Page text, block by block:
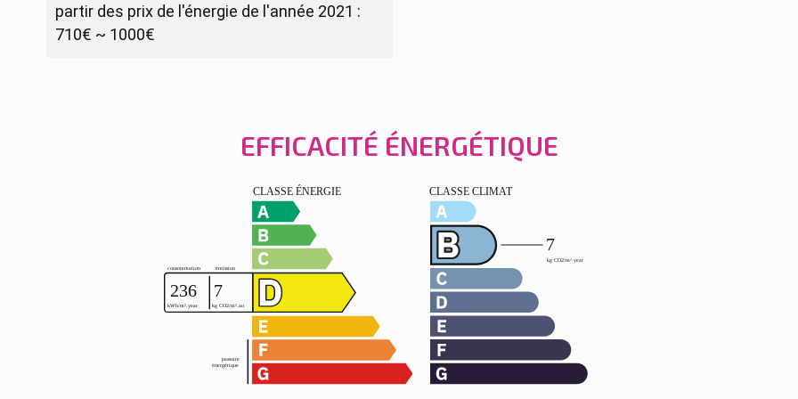
partir des prix de l'énergie de l'année 2021 :
710€ ~ 1000€
EFFICACITÉ ÉNERGÉTIQUE